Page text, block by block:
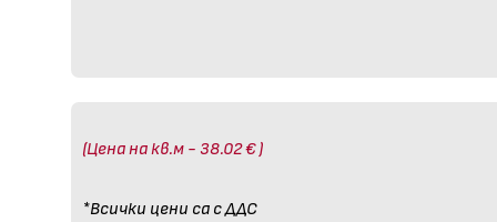
(Цена на кв.м - 38.02 € )
*Всички цени са с ДДС